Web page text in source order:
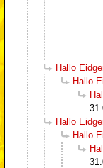
Hallo
Hallo
Hallo
Hallo